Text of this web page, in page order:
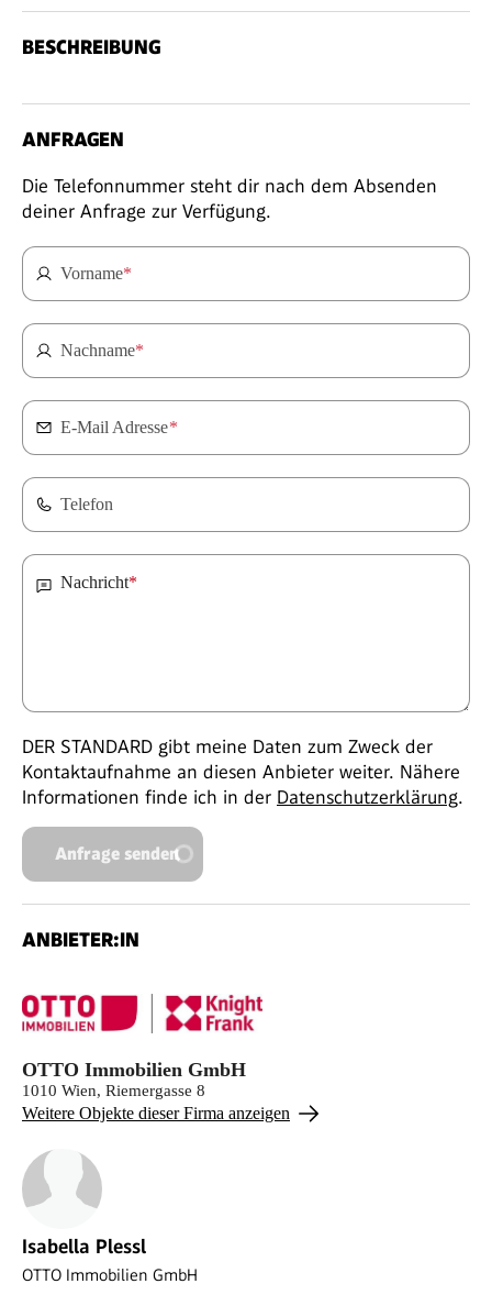
BESCHREIBUNG
ANFRAGEN
Die Telefonnummer steht dir nach dem Absenden
deiner Anfrage zur Verfügung.
Vorname*
Nachname*
E-Mail Adresse*
Telefon
Nachricht*
DER STANDARD gibt meine Daten zum Zweck der
Kontaktaufnahme an diesen Anbieter weiter. Nähere
Informationen finde ich in der Datenschutzerklärung.
Anfrage senden
ANBIETER:IN
OTTO Immobilien GmbH
1010 Wien, Riemergasse 8
Weitere Objekte dieser Firma anzeigen
Isabella Plessl
OTTO Immobilien GmbH